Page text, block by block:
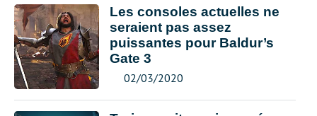
Les consoles actuelles ne
seraient pas assez
puissantes pour Baldur’s
Gate 3
02/03/2020